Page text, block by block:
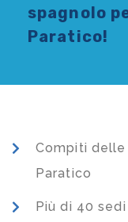
spagnolo
Paratico!
Compiti
Paratico
Più di 40